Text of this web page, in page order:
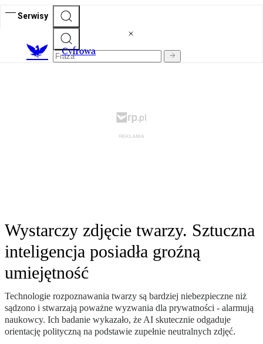
Serwisy
Cyfrowa
Wystarczy zdjęcie twarzy. Sztuczna
inteligencja posiadła groźną
umiejętność
Technologie rozpoznawania twarzy są bardziej niebezpieczne niż
sądzono i stwarzają poważne wyzwania dla prywatności - alarmują
naukowcy. Ich badanie wykazało, że AI skutecznie odgaduje
orientację polityczną na podstawie zupełnie neutralnych zdjęć.